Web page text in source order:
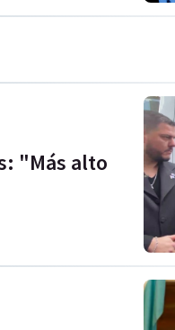
"Más alto